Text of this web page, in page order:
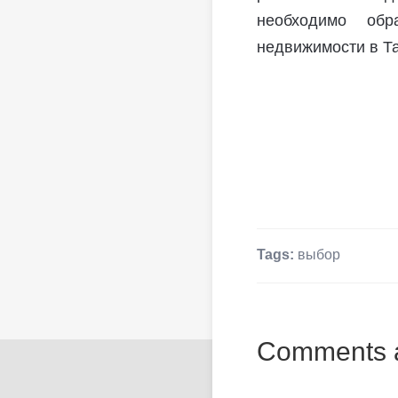
необходимо
недвижимости в
Tags: выбор
Comments